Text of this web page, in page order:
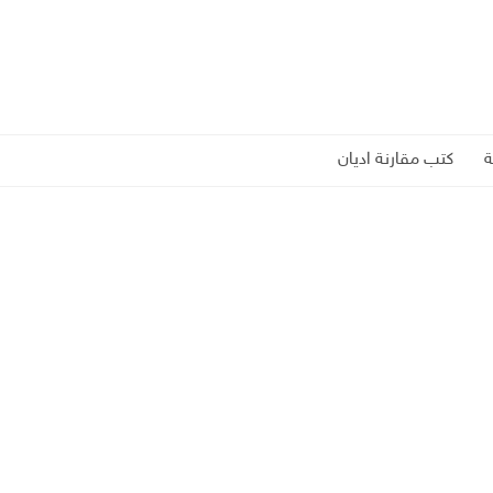
كتب مقارنة اديان